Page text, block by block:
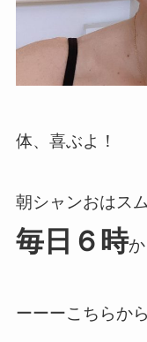
体、喜ぶよ！
朝シャンおはス
毎日６時
ーーーこちらか